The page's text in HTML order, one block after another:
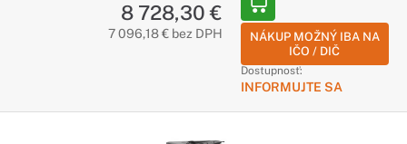
8 728,30 €
7 096,18 € bez DPH
NÁKUP MOŽNÝ IBA NA
IČO / DIČ
Dostupnosť:
INFORMUJTE SA